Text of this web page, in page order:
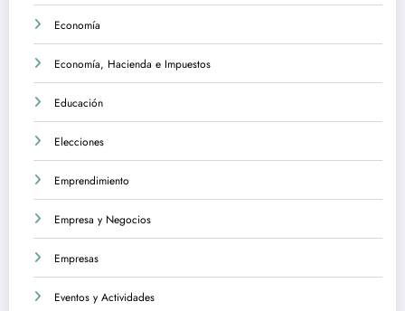
Economía
Economía, Hacienda e Impuestos
Educación
Elecciones
Emprendimiento
Empresa y Negocios
Empresas
Eventos y Actividades